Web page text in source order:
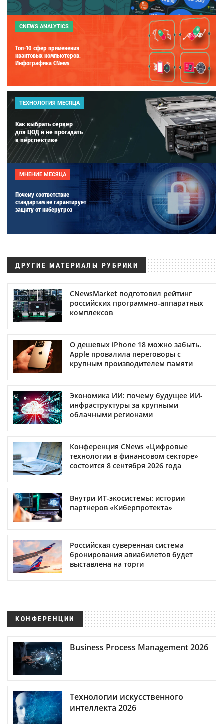
CNEWS ANALYTICS
Топ-10 сфер применения
квантовых компьютеров.
Инфографика CNews
ТЕХНОЛОГИЯ МЕСЯЦА
Как выбрать сервер
для ЦОД и не прогадать
в перспективе
МНЕНИЕ МЕСЯЦА
Почему соответствие
стандартам не гарантирует
защиту от киберугроз
ДРУГИЕ МАТЕРИАЛЫ РУБРИКИ
CNewsMarket подготовил рейтинг
российских программно-аппаратных
комплексов
О дешевых iPhone 18 можно забыть.
Apple провалила переговоры с
крупным производителем памяти
Экономика ИИ: почему будущее ИИ-
инфраструктуры за крупными
облачными регионами
Конференция CNews «Цифровые
технологии в финансовом секторе»
состоится 8 сентября 2026 года
Внутри ИТ-экосистемы: истории
партнеров «Киберпротекта»
Российская суверенная система
бронирования авиабилетов будет
выставлена на торги
КОНФЕРЕНЦИИ
Business Process Management 2026
Технологии искусственного
интеллекта 2026